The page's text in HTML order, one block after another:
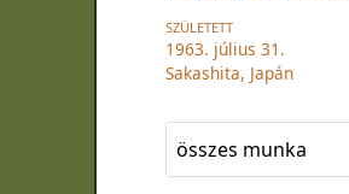
SZÜLETETT
1963. július 31.
Sakashita, Japán
összes munka